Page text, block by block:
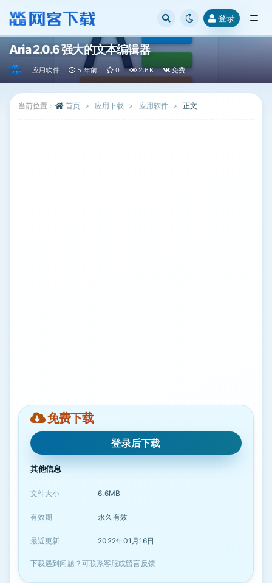
登录
Aria 2.0.6 强大的文本编辑器
应用软件 5 年前 0 2.6K 免费
当前位置： 首页 应用下载 应用软件 正文
免费下载
登录后下载
其他信息
文件大小 6.6MB
有效期 永久有效
最近更新 2022年01月16日
下载遇到问题？可联系客服或留言反馈
全部